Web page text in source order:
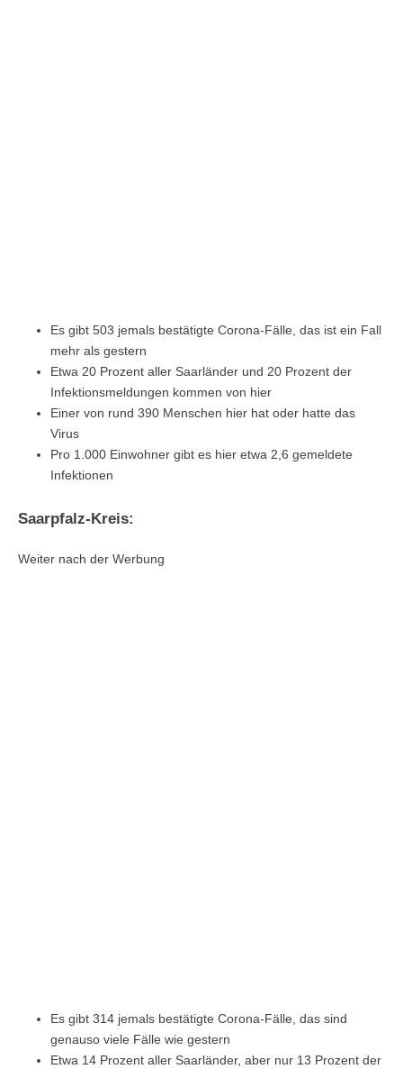
Es gibt 503 jemals bestätigte Corona-Fälle, das ist ein Fall
mehr als gestern
Etwa 20 Prozent aller Saarländer und 20 Prozent der
Infektionsmeldungen kommen von hier
Einer von rund 390 Menschen hier hat oder hatte das
Virus
Pro 1.000 Einwohner gibt es hier etwa 2,6 gemeldete
Infektionen
Saarpfalz-Kreis:
Weiter nach der Werbung
Es gibt 314 jemals bestätigte Corona-Fälle, das sind
genauso viele Fälle wie gestern
Etwa 14 Prozent aller Saarländer, aber nur 13 Prozent der